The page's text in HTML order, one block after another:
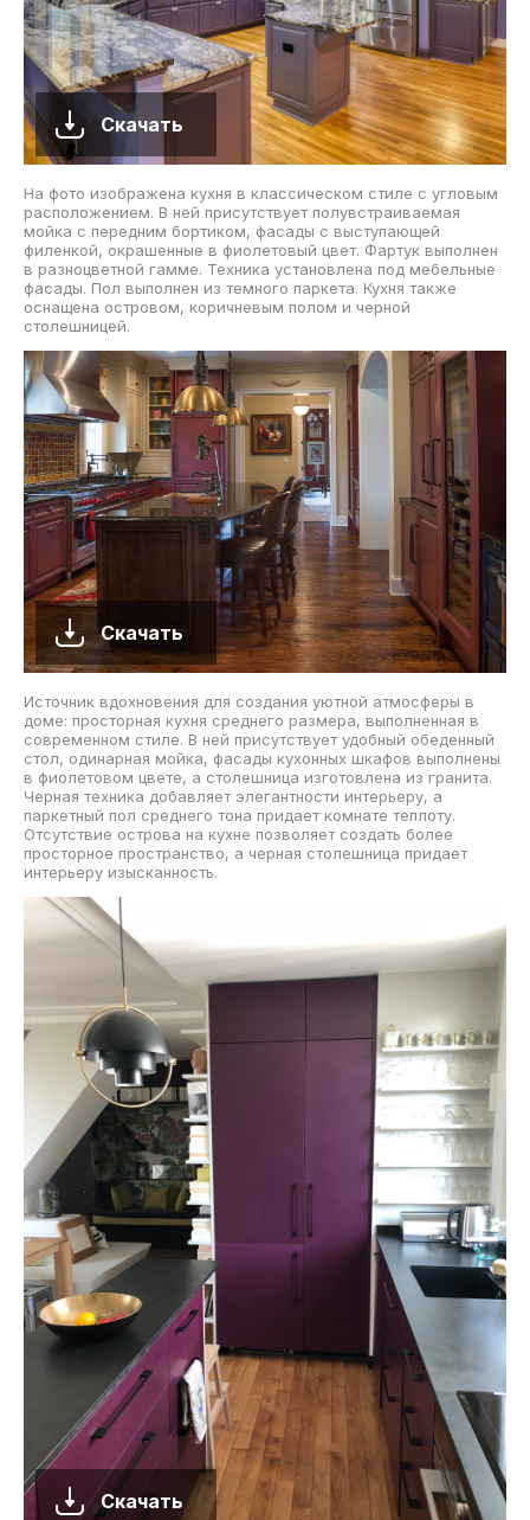
Скачать
На фото изображена кухня в классическом стиле с угловым
расположением. В ней присутствует полувстраиваемая
мойка с передним бортиком, фасады с выступающей
филенкой, окрашенные в фиолетовый цвет. Фартук выполнен
в разноцветной гамме. Техника установлена под мебельные
фасады. Пол выполнен из темного паркета. Кухня также
оснащена островом, коричневым полом и черной
столешницей.
Скачать
Источник вдохновения для создания уютной атмосферы в
доме: просторная кухня среднего размера, выполненная в
современном стиле. В ней присутствует удобный обеденный
стол, одинарная мойка, фасады кухонных шкафов выполнены
в фиолетовом цвете, а столешница изготовлена из гранита.
Черная техника добавляет элегантности интерьеру, а
паркетный пол среднего тона придает комнате теплоту.
Отсутствие острова на кухне позволяет создать более
просторное пространство, а черная столешница придает
интерьеру изысканность.
Скачать